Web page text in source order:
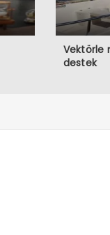
Vektörle
destek